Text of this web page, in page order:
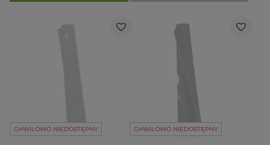
CHWILOWO NIEDOSTĘPNY CHWILOWO NIEDOSTĘPNY